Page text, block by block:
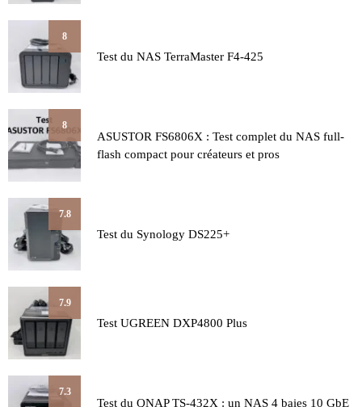
8
Test du NAS TerraMaster F4-425
8
ASUSTOR FS6806X : Test complet du NAS full-
flash compact pour créateurs et pros
7.8
Test du Synology DS225+
7.9
Test UGREEN DXP4800 Plus
7.3
Test du QNAP TS-432X : un NAS 4 baies 10 GbE